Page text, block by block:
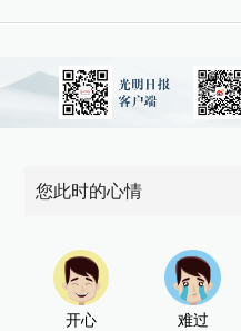
您此时的心情
开心 难过